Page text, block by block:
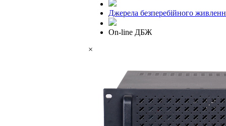
Джерела безперебійного
On-line ДБЖ
×